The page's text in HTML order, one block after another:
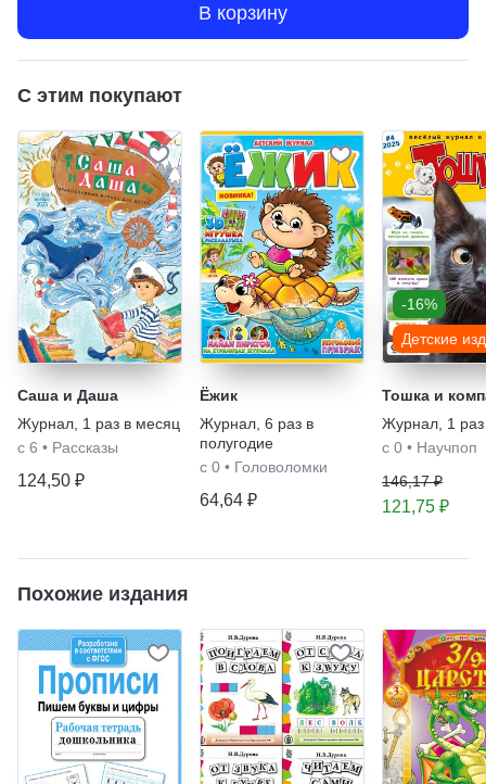
В корзину
С этим покупают
Саша и Даша
Журнал 1 раз в месяц
с 6 • Рассказы
124,50 ₽
Ёжик
Журнал 6 раз в
полугодие
с 0 • Головоломки
64,64 ₽
-16%
Детские
Тошка и
Журнал 1
с 0 • Научпоп
146,17 ₽
121,75 ₽
Похожие издания